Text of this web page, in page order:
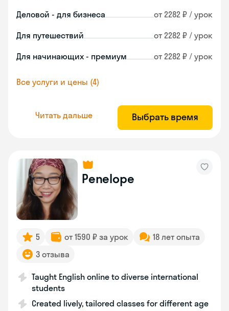
Деловой - для бизнеса от 2282 ₽ / урок
Для путешествий от 2282 ₽ / урок
Для начинающих - премиум от 2282 ₽ / урок
Все услуги и цены (4)
Читать дальше Выбрать время
Penelope
5 от 1590 ₽ за урок
18 лет опыта
3 отзыва
Taught English online to diverse international
students
Created lively, tailored classes for different age